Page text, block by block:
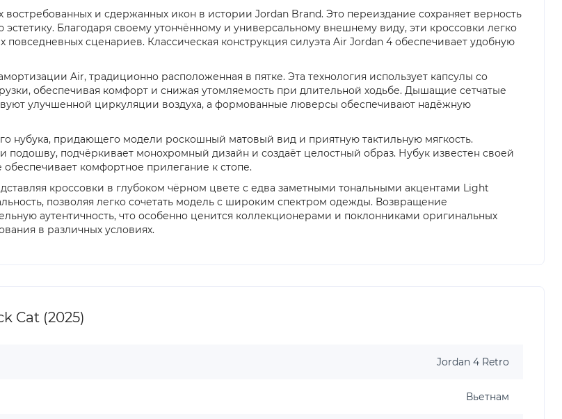
и сдержанных икон в истории Jordan Brand. Это переиздание сохраняет верность
Благодаря своему утончённому и универсальному внешнему виду, эти кроссовки легко
сценариев. Классическая конструкция силуэта Air Jordan 4 обеспечивает удобную
Air, традиционно расположенная в пятке. Эта технология использует капсулы со
обеспечивая комфорт и снижая утомляемость при длительной ходьбе. Дышащие сетчатые
улучшенной циркуляции воздуха, а формованные люверсы обеспечивают надёжную
нубука, придающего модели роскошный матовый вид и приятную тактильную мягкость.
подчёркивает монохромный дизайн и создаёт целостный образ. Нубук известен своей
комфортное прилегание к стопе.
кроссовки в глубоком чёрном цвете с едва заметными тональными акцентами Light
позволяя легко сочетать модель с широким спектром одежды. Возвращение
аутентичность, что особенно ценится коллекционерами и поклонниками оригинальных
в различных условиях.
Cat (2025)
Jordan 4 Retro
Вьетнам